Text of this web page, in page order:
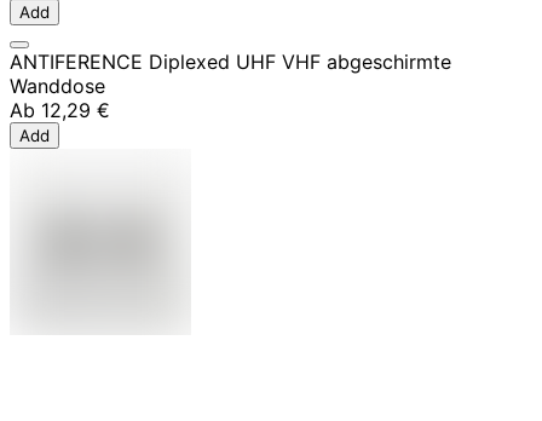
Add
ANTIFERENCE Diplexed UHF VHF abgeschirmte
Wanddose
Ab 12,29 €
Add